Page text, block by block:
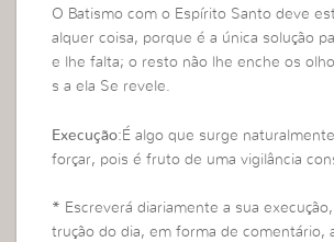
O Batismo com o Espírito Santo deve
alquer coisa, porque é a única solução
e lhe falta; o resto não lhe enche os
s a ela Se revele.
Execução: É algo que surge
forçar, pois é fruto de uma vigilância
* Escreverá diariamente a sua
trução do dia, em forma de comentário,